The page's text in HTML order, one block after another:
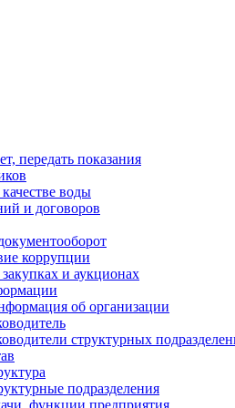
передать показания
воды
и договоров
коррупции
и аукционах
об организации
структурных
подразделения
функции предприятия